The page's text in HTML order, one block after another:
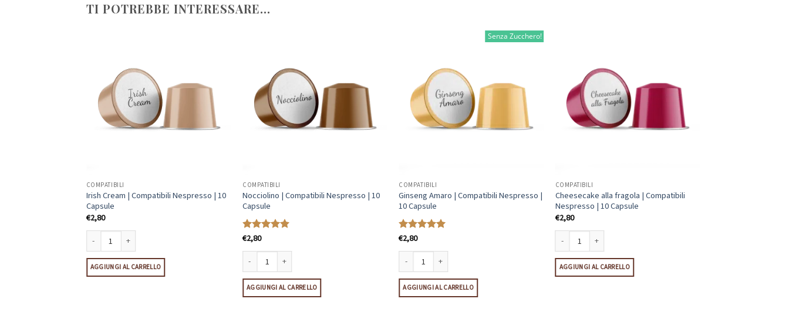
TI POTREBBE INTERESSARE…
COMPATIBILI
Irish Cream | Compatibili Nespresso | 10
Capsule
€2,80
Irish Cream | Compatibili Nespresso | 10 Capsule quantità
AGGIUNGI AL CARRELLO
COMPATIBILI
Nocciolino | Compatibili Nespresso | 10
Capsule
Valutato
€2,80
Nocciolino | Compatibili Nespresso | 10 Capsule quantità
AGGIUNGI AL CARRELLO
Senza Zucchero!
COMPATIBILI
Ginseng Amaro | Compatibili Nespresso |
10 Capsule
Valutato
€2,80
Ginseng Amaro | Compatibili Nespresso | 10 Capsule quantità
AGGIUNGI AL CARRELLO
COMPATIBILI
Cheesecake alla fragola | Compatibili
Nespresso | 10 Capsule
€2,80
Cheesecake alla fragola | Compatibili Nespresso | 10 Capsule quantità
AGGIUNGI AL CARRELLO
Nespresso | 10 Capsule quantità